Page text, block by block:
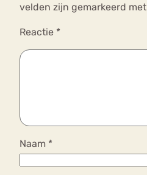
velden zijn gemarkeerd met
Reactie *
Naam *